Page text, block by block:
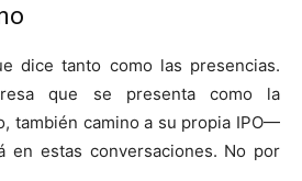
dice tanto como las presencias.
que se presenta como la
también camino a su propia IPO—
en estas conversaciones. No por